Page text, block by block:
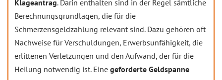
Klageantrag. Darin enthalten sind in der Regel sämtliche
Berechnungsgrundlagen, die für die
Schmerzensgeldzahlung relevant sind. Dazu gehören oft
Nachweise für Verschuldungen, Erwerbsunfähigkeit, die
erlittenen Verletzungen und den Aufwand, der für die
Heilung notwendig ist. Eine geforderte Geldspanne